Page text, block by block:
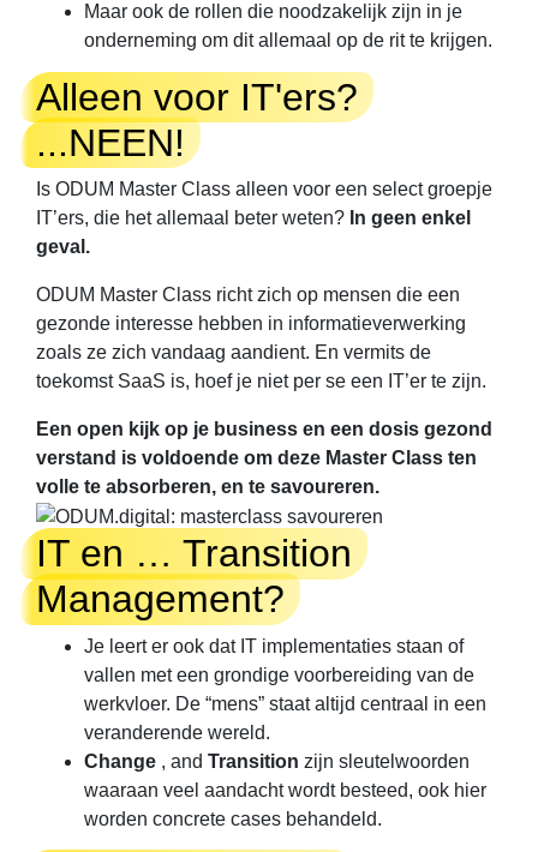
Maar ook de rollen die noodzakelijk zijn in je
onderneming om dit allemaal op de rit te krijgen.
Alleen voor IT'ers?
...NEEN!
Is ODUM Master Class alleen voor een select groepje
IT’ers, die het allemaal beter weten? In geen enkel
geval.
ODUM Master Class richt zich op mensen die een
gezonde interesse hebben in informatieverwerking
zoals ze zich vandaag aandient. En vermits de
toekomst SaaS is, hoef je niet per se een IT’er te zijn.
Een open kijk op je business en een dosis gezond
verstand is voldoende om deze Master Class ten
volle te absorberen, en te savoureren.
IT en … Transition
Management?
Je leert er ook dat IT implementaties staan of
vallen met een grondige voorbereiding van de
werkvloer. De “mens” staat altijd centraal in een
veranderende wereld.
Change , and Transition zijn sleutelwoorden
waaraan veel aandacht wordt besteed, ook hier
worden concrete cases behandeld.